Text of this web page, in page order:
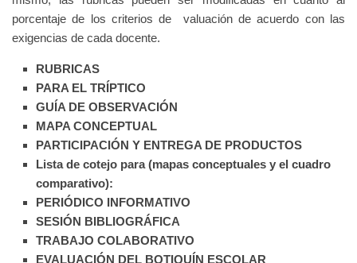
porcentaje de los criterios de valuación de acuerdo con las
exigencias de cada docente.
RUBRICAS
PARA EL TRÍPTICO
GUÍA DE OBSERVACIÓN
MAPA CONCEPTUAL
PARTICIPACIÓN Y ENTREGA DE PRODUCTOS
Lista de cotejo para (mapas conceptuales y el cuadro
comparativo):
PERIÓDICO INFORMATIVO
SESIÓN BIBLIOGRÁFICA
TRABAJO COLABORATIVO
EVALUACIÓN DEL BOTIQUÍN ESCOLAR